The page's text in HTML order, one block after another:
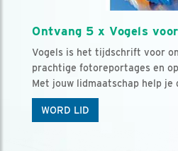
Ontvang 5 x Vogels
Vogels is het tijdschrift voor
prachtige fotoreportages en
Met jouw lidmaatschap help je
WORD LID